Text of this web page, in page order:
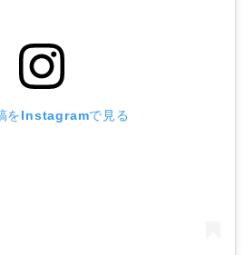
をInstagramで見る